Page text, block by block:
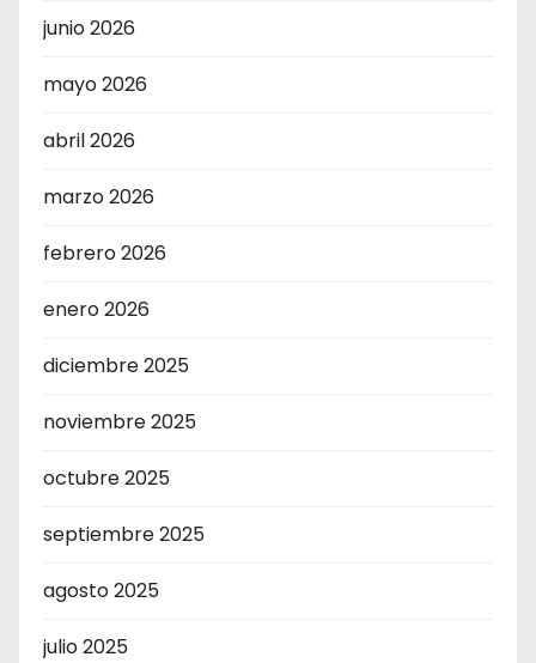
junio 2026
mayo 2026
abril 2026
marzo 2026
febrero 2026
enero 2026
diciembre 2025
noviembre 2025
octubre 2025
septiembre 2025
agosto 2025
julio 2025